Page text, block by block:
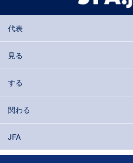
代表
見る
する
関わる
JFA